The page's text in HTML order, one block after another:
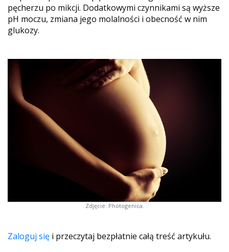
pęcherzu po mikcji. Dodatkowymi czynnikami są wyższe
pH moczu, zmiana jego molalności i obecność w nim
glukozy.
Zdjęcie: Photogenica.
Zaloguj się i przeczytaj bezpłatnie całą treść artykułu.